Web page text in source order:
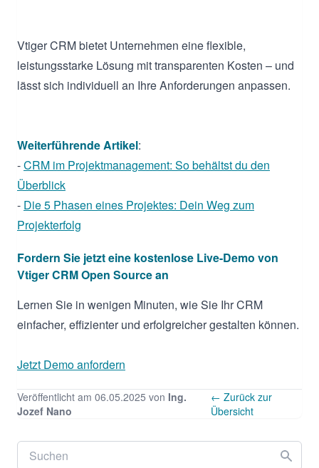
Vtiger CRM bietet Unternehmen eine flexible,
leistungsstarke Lösung mit transparenten Kosten – und
lässt sich individuell an Ihre Anforderungen anpassen.
Weiterführende Artikel:
-CRM im Projektmanagement: So behältst du den
Überblick
- Die 5 Phasen eines Projektes: Dein Weg zum
Projekterfolg
Fordern Sie jetzt eine kostenlose Live-Demo von
Vtiger CRM Open Source an
Lernen Sie in wenigen Minuten, wie Sie Ihr CRM
einfacher, effizienter und erfolgreicher gestalten können.
Jetzt Demo anfordern
Veröffentlicht am 06.05.2025 von Ing.
Jozef Nano
← Zurück zur
Übersicht